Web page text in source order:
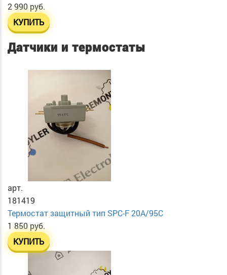
2 990 руб.
КУПИТЬ
Датчики и термостаты
арт.
181419
Термостат защитный тип SPC-F 20A/95C
1 850 руб.
КУПИТЬ